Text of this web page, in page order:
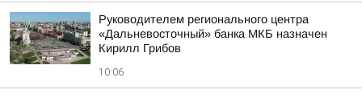
Руководителем регионального центра
«Дальневосточный» банка МКБ назначен
Кирилл Грибов
10:06